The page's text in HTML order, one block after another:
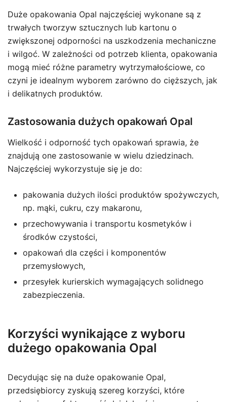
Duże opakowania Opal najczęściej wykonane są z
trwałych tworzyw sztucznych lub kartonu o
zwiększonej odporności na uszkodzenia mechaniczne
i wilgoć. W zależności od potrzeb klienta, opakowania
mogą mieć różne parametry wytrzymałościowe, co
czyni je idealnym wyborem zarówno do cięższych, jak
i delikatnych produktów.
Zastosowania dużych opakowań Opal
Wielkość i odporność tych opakowań sprawia, że
znajdują one zastosowanie w wielu dziedzinach.
Najczęściej wykorzystuje się je do:
pakowania dużych ilości produktów spożywczych,
np. mąki, cukru, czy makaronu,
przechowywania i transportu kosmetyków i
środków czystości,
opakowań dla części i komponentów
przemysłowych,
przesyłek kurierskich wymagających solidnego
zabezpieczenia.
Korzyści wynikające z wyboru
dużego opakowania Opal
Decydując się na duże opakowanie Opal,
przedsiębiorcy zyskują szereg korzyści, które